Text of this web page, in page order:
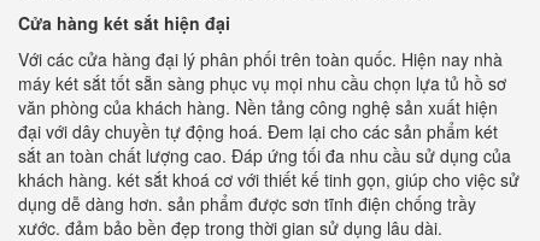
Cửa hàng két sắt hiện đại
Với các cửa hàng đại lý phân phối trên toàn quốc. Hiện nay nhà
máy két sắt tốt sẵn sàng phục vụ mọi nhu cầu chọn lựa tủ hồ sơ
văn phòng của khách hàng. Nền tảng công nghệ sản xuất hiện
đại với dây chuyền tự động hoá. Đem lại cho các sản phẩm két
sắt an toàn chất lượng cao. Đáp ứng tối đa nhu cầu sử dụng của
khách hàng. két sắt khoá cơ với thiết kế tinh gọn, giúp cho việc sử
dụng dễ dàng hơn. sản phẩm được sơn tĩnh điện chống trầy
xước. đảm bảo bền đẹp trong thời gian sử dụng lâu dài.